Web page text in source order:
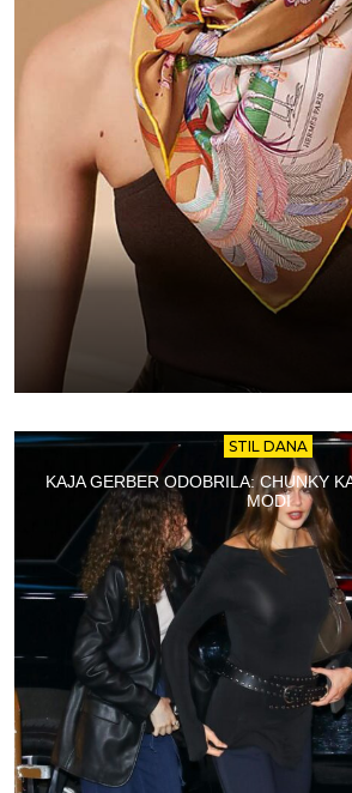
STIL DANA
KAJA GERBER ODOBRILA: CHUNKY
MODI